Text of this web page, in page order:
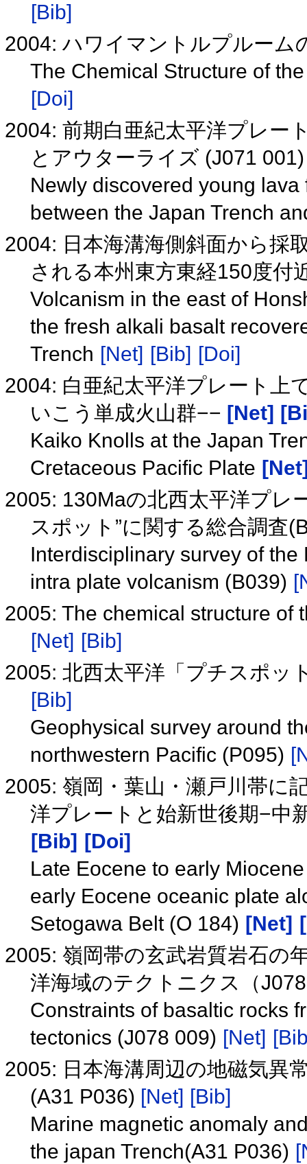
[Bib]
2004: ハワイマントルプルーム
The Chemical Structure of
[Doi]
2004: 前期白亜紀太平洋プレー
とアウターライズ (J071
Newly discovered young
between the Japan Trench
2004: 日本海溝海側斜面から採
される本州東方東経150度付
Volcanism in the east of
the fresh alkali basalt
Trench [Net] [Bib] [Doi]
2004: 白亜紀太平洋プレート上
いこう単成火山群−− [Net]
Kaiko Knolls at the Japan
Cretaceous Pacific Plate
2005: 130Maの北西太平洋プレ
スポット”に関する総合調査
Interdisciplinary survey of the
intra plate volcanism (B039)
2005: The chemical structure of
[Net] [Bib]
2005: 北西太平洋「プチスポッ
[Bib]
Geophysical survey around
northwestern Pacific (P095)
2005: 嶺岡・葉山・瀬戸川帯に
洋プレートと始新世後期−中
[Bib] [Doi]
Late Eocene to early
early Eocene oceanic plate
Setogawa Belt (O 184) [Net]
2005: 嶺岡帯の玄武岩質岩石の
洋海域のテクトニクス（
Constraints of basaltic rocks
tectonics (J078 009) [Net]
2005: 日本海溝周辺の地磁気異
(A31 P036) [Net] [Bib]
Marine magnetic anomaly
the japan Trench(A31 P036)